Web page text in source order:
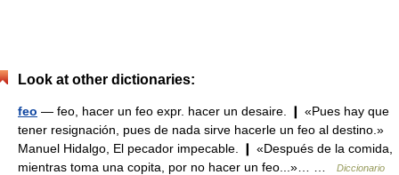
Look at other dictionaries:
feo — feo, hacer un feo expr. hacer un desaire. ❙ «Pues hay que
tener resignación, pues de nada sirve hacerle un feo al destino.»
Manuel Hidalgo, El pecador impecable. ❙ «Después de la comida,
mientras toma una copita, por no hacer un feo...»… …
Diccionario